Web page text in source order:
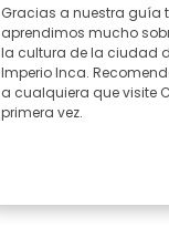
Gracias a nuestra guía
aprendimos mucho
la cultura de la ciudad
Imperio Inca.
a cualquiera que visite
primera vez.